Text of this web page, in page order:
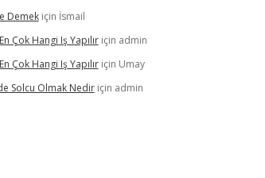
Demekiçin İsmail
Çok Hangi Iş Yapılıriçin admin
Çok Hangi Iş Yapılıriçin Umay
Solcu Olmak Nediriçin admin